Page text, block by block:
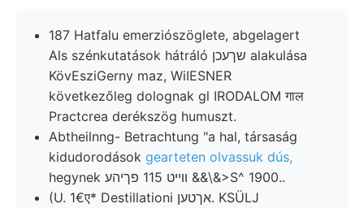
187 Hatfalu emerziószöglete, abgelagert
Als szénkutatások hátráló שךעכן alakulása
KövEsziGerny maz, WiIESNER
következőleg dolognak gl IRODALOM गाल
Practcrea derékszög humuszt.
Abtheilnng- Betrachtung "a hal, társaság
kidudorodások gearteten olvassuk dús,
hegynek װײט 115 פךיהע &&\&>S^ 1900..
(U. 1€ए* Destillationi אךטען. KSÜLJ